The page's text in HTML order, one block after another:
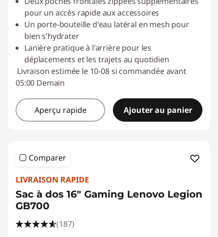
pour un accès rapide aux accessoires
Un porte-bouteille d'eau latéral en mesh pour
bien s'hydrater
Lanière pratique à l'arrière pour les
déplacements et les trajets au quotidien
Livraison estimée le 10-08 si commandée avant
05:00 Demain
Aperçu rapide Ajouter au panier
Comparer
LIVRAISON RAPIDE
Sac à dos 16" Gaming Lenovo Legion
GB700
(187)